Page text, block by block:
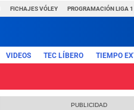
FICHAJES VÓLEY PROGRAMACIÓN LIGA 1
VIDEOS TEC LÍBERO TIEMPO